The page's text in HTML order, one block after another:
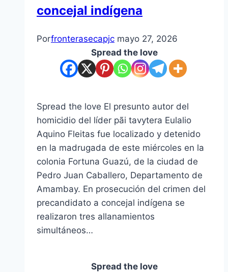
concejal indígena
Porfronterasecapjc mayo 27, 2026
Spread the love
Spread the love El presunto autor del
homicidio del líder pãi tavytera Eulalio
Aquino Fleitas fue localizado y detenido
en la madrugada de este miércoles en la
colonia Fortuna Guazú, de la ciudad de
Pedro Juan Caballero, Departamento de
Amambay. En prosecución del crimen del
precandidato a concejal indígena se
realizaron tres allanamientos
simultáneos…
Spread the love